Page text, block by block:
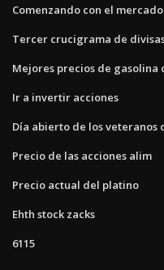
Comenzando con el
Tercer crucigrama de
Mejores precios de gasolina
Ir a invertir acciones
Día abierto de los veteranos
Precio de las acciones alim
Precio actual del platino
Ehth stock zacks
6115